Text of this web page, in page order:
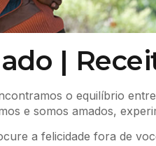
|
o equilíbrio
e somos amados,
a felicidade fora de